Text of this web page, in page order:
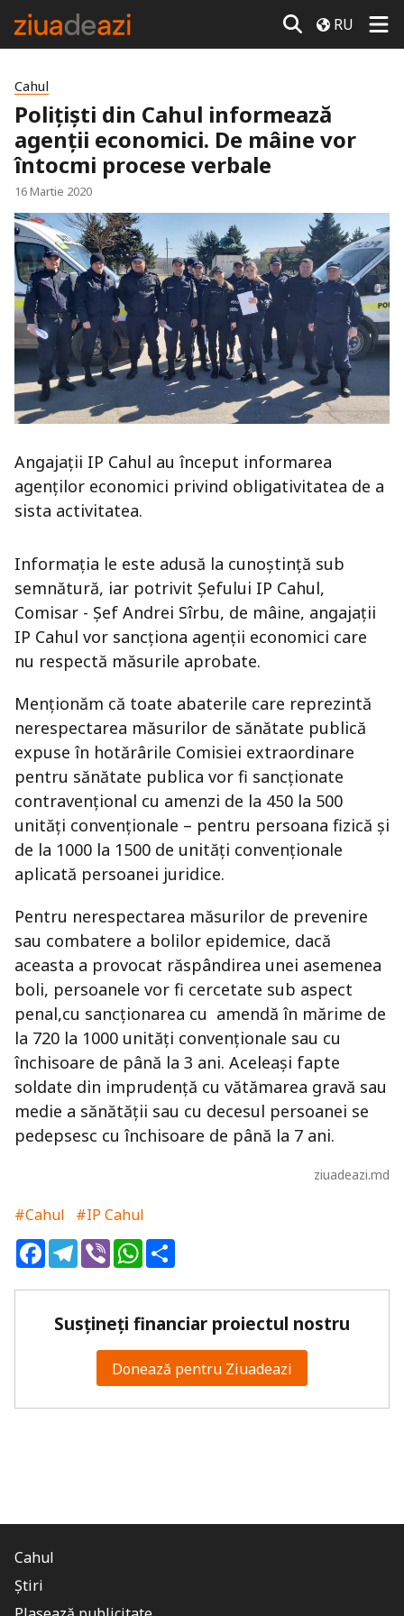
RU
Cahul
Polițiști din Cahul informează
agenții economici. De mâine vor
întocmi procese verbale
16 Martie 2020
Angajații IP Cahul au început informarea
agenților economici privind obligativitatea de a
sista activitatea.
Informația le este adusă la cunoștință sub
semnătură, iar potrivit Șefului IP Cahul,
Comisar - Șef Andrei Sîrbu, de mâine, angajații
IP Cahul vor sancționa agenții economici care
nu respectă măsurile aprobate.
Menționăm că toate abaterile care reprezintă
nerespectarea măsurilor de sănătate publică
expuse în hotărârile Comisiei extraordinare
pentru sănătate publica vor fi sancţionate
contravenţional cu amenzi de la 450 la 500
unităţi convenţionale – pentru persoana fizică şi
de la 1000 la 1500 de unităţi convenţionale
aplicată persoanei juridice.
Pentru nerespectarea măsurilor de prevenire
sau combatere a bolilor epidemice, dacă
aceasta a provocat răspândirea unei asemenea
boli, persoanele vor fi cercetate sub aspect
penal,cu sancţionarea cu amendă în mărime de
la 720 la 1000 unităţi convenţionale sau cu
închisoare de până la 3 ani. Aceleaşi fapte
soldate din imprudenţă cu vătămarea gravă sau
medie a sănătăţii sau cu decesul persoanei se
pedepsesc cu închisoare de până la 7 ani.
ziuadeazi.md
#Cahul
#IP Cahul
FacebookTelegram
ViberWhatsApp
Susțineți financiar proiectul nostru
Donează pentru Ziuadeazi
Cahul
Știri